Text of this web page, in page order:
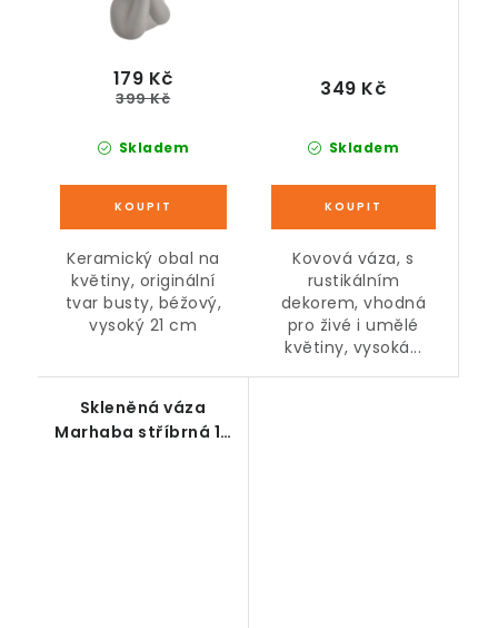
Skladem
179 Kč
399 Kč
Keramický obal na
květiny, originální
tvar busty, béžový,
vysoký 21 cm
Skladem
349 Kč
Kovová váza, s
rustikálním
dekorem, vhodná
pro živé i umělé
květiny, vysoká...
Skleněná váza
Marhaba stříbrná 13